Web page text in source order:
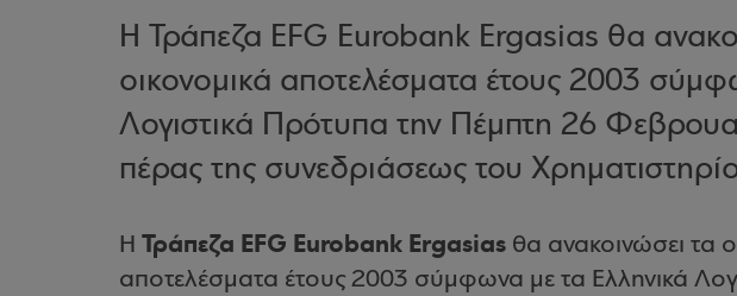
H Τράπεζα EFG Eurobank Ergasias θα
οικονομικά αποτελέσματα έτους 2003
Λογιστικά Πρότυπα την Πέμπτη 26
πέρας της συνεδριάσεως του
H Τράπεζα EFG Eurobank Ergasias θα ανακοινώσει τα
αποτελέσματα έτους 2003 σύμφωνα με τα Ελληνικά